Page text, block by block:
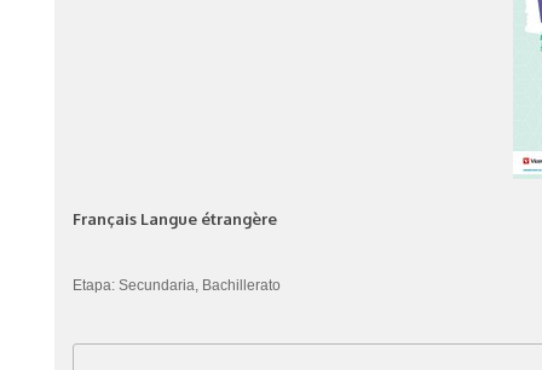
Français Langue étrangère
Etapa: Secundaria, Bachillerato